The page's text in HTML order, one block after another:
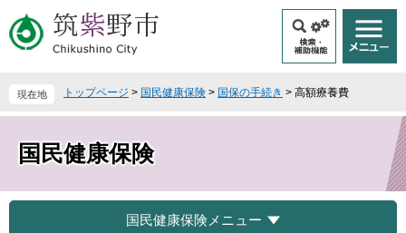
ー
ジ
ニ
ュ
文
現在地 トップページ > 国民健康保険 > 国保の手続き > 高額療養費
国民健康保険
国民健康保険メニュー